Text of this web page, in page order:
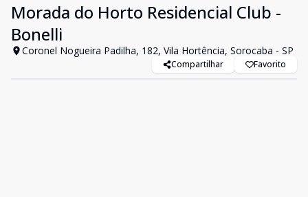
Morada do Horto Residencial Club -
Bonelli
Coronel Nogueira Padilha, 182, Vila Hortência, Sorocaba - SP
Compartilhar Favorito